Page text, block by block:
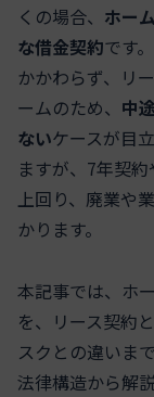
くの場合、 ホー
な借金契約です
かかわらず、リ
ームのため、 中
ないケースが目
ますが、7年契
上回り、廃業や
かります。
本記事では、ホ
を、リース契約
スクとの違いま
法律構造から解